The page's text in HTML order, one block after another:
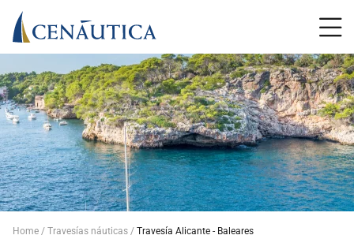
Home Travesías náuticas Travesía Alicante - Baleares